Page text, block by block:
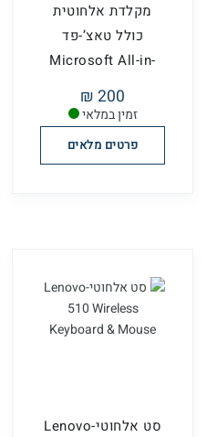
זמין במלאי
מקלדת אלחוטית
כולל טאצ’-פד
Microsoft All-in-
One Media
200 ₪
פרטים מלאים
סט אלחוטי-Lenovo